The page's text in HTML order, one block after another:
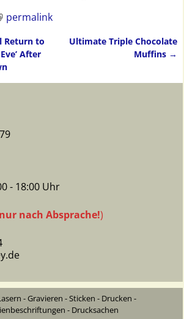
permalink
Return to
After
Ultimate Triple Chocolate
Muffins →
- 18:00 Uhr
nach Absprache!)
- Gravieren - Sticken - Drucken -
- Drucksachen